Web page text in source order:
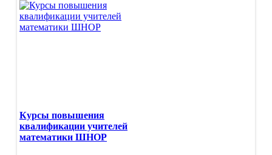
Курсы повышения
квалификации учителей
математики ШНОР